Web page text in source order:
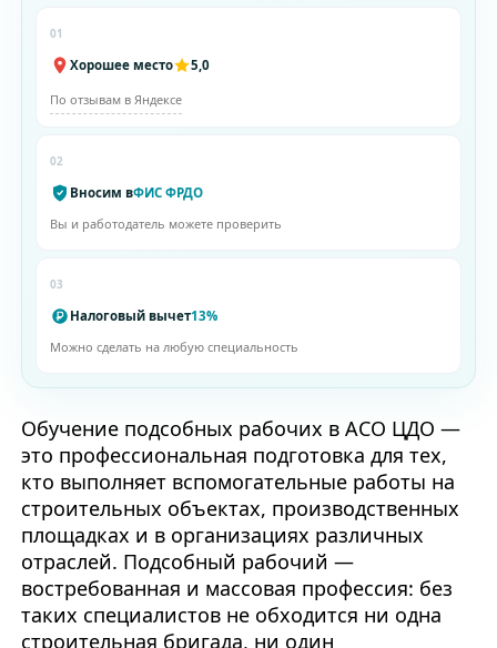
01
Хорошее место 5,0
По отзывам в Яндексе
02
Вносим вФИС ФРДО
Вы и работодатель можете проверить
03
Налоговый вычет13%
Можно сделать на любую специальность
Обучение подсобных рабочих в АСО ЦДО —
это профессиональная подготовка для тех,
кто выполняет вспомогательные работы на
строительных объектах, производственных
площадках и в организациях различных
отраслей. Подсобный рабочий —
востребованная и массовая профессия: без
таких специалистов не обходится ни одна
строительная бригада, ни один